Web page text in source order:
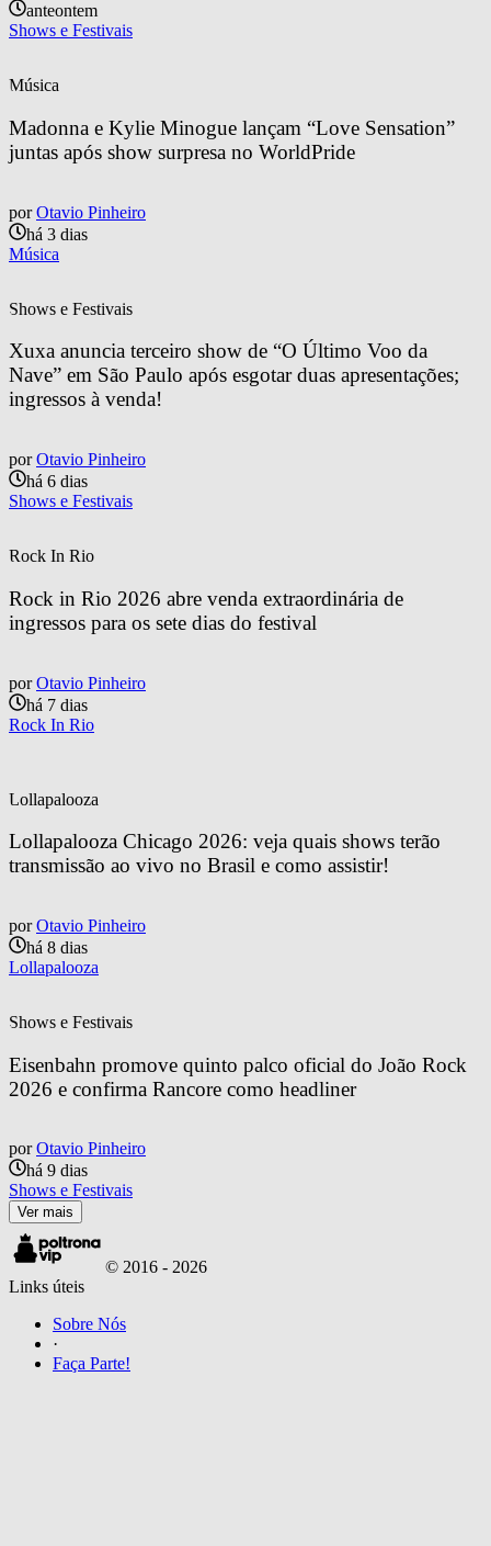
anteontem
Shows e Festivais
Música
Madonna e Kylie Minogue lançam “Love Sensation”
juntas após show surpresa no WorldPride
por Otavio Pinheiro
há 3 dias
Música
Shows e Festivais
Xuxa anuncia terceiro show de “O Último Voo da
Nave” em São Paulo após esgotar duas apresentações;
ingressos à venda!
por Otavio Pinheiro
há 6 dias
Shows e Festivais
Rock In Rio
Rock in Rio 2026 abre venda extraordinária de
ingressos para os sete dias do festival
por Otavio Pinheiro
há 7 dias
Rock In Rio
Lollapalooza
Lollapalooza Chicago 2026: veja quais shows terão
transmissão ao vivo no Brasil e como assistir!
por Otavio Pinheiro
há 8 dias
Lollapalooza
Shows e Festivais
Eisenbahn promove quinto palco oficial do João Rock
2026 e confirma Rancore como headliner
por Otavio Pinheiro
há 9 dias
Shows e Festivais
Ver mais
© 2016 - 2026
Links úteis
Sobre Nós
·
Faça Parte!